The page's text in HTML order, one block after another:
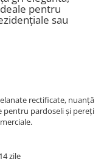
pentru
sau
rectificate, nuanță
pentru pardoseli și pereți
zile